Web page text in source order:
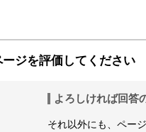
ージを評価してください
よろしければ回答
それ以外にも、ペー